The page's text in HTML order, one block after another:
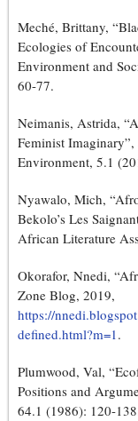
Meché, Brittany,
Ecologies of
Environment and
60-77.
Neimanis, Astrida,
Feminist
Environment, 5.1
Nyawalo, Mich,
Bekolo’s Les
African Literature
Okorafor, Nnedi,
Zone Blog, 2019,
https://
defined.html?m=1.
Plumwood, Val,
Positions and
64.1 (1986): 120-